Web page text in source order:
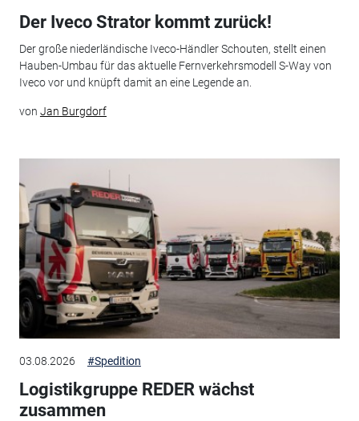
Der Iveco Strator kommt zurück!
Der große niederländische Iveco-Händler Schouten, stellt einen
Hauben-Umbau für das aktuelle Fernverkehrsmodell S-Way von
Iveco vor und knüpft damit an eine Legende an.
von Jan Burgdorf
03.08.2026 #Spedition
Logistikgruppe REDER wächst
zusammen